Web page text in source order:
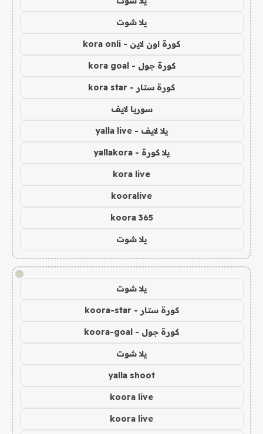
يلا شوت
كورة اون لاين - kora onli
كورة جول - kora goal
كورة ستار - kora star
سوريا لايف
يلا لايف - yalla live
يلا كورة - yallakora
kora live
kooralive
koora 365
يلا شوت
!
يلا شوت
كورة ستار - koora-star
كورة جول - koora-goal
يلا شوت
yalla shoot
koora live
koora live